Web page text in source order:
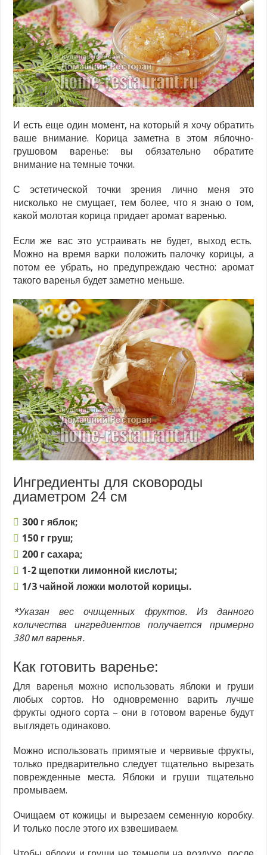
И есть еще один момент, на который я хочу обратить
ваше внимание. Корица заметна в этом яблочно-
грушовом варенье: вы обязательно обратите
внимание на темные точки.
С эстетической точки зрения лично меня это
нисколько не смущает, тем более, что я знаю о том,
какой молотая корица придает аромат варенью.
Если же вас это устраивать не будет, выход есть.
Можно на время варки положить палочку корицы, а
потом ее убрать, но предупреждаю честно: аромат
такого варенья будет заметно меньше.
Ингредиенты для сковороды
диаметром 24 см
300 г яблок;
150 г груш;
200 г сахара;
1-2 щепотки лимонной кислоты;
1/3 чайной ложки молотой корицы.
*Указан вес очищенных фруктов. Из данного
количества ингредиентов получается примерно
380 мл варенья.
Как готовить варенье:
Для варенья можно использовать яблоки и груши
любых сортов. Но одновременно варить лучше
фрукты одного сорта – они в готовом варенье будут
выглядеть одинаково.
Можно использовать примятые и червивые фрукты,
только предварительно следует тщательно вырезать
поврежденные места. Яблоки и груши тщательно
промываем.
Очищаем от кожицы и вырезаем семенную коробку.
И только после этого их взвешиваем.